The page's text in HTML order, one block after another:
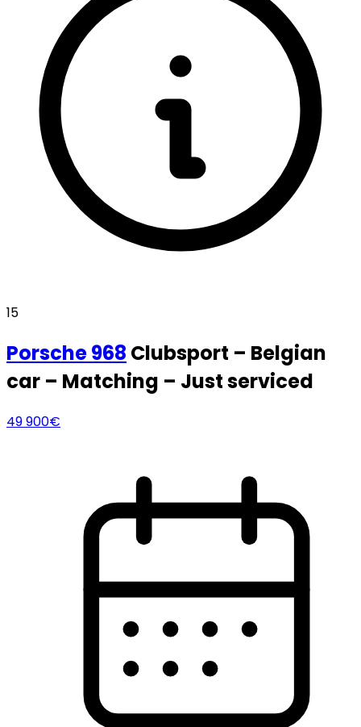
15
Porsche968 Clubsport – Belgian
car – Matching – Just serviced
49 900€